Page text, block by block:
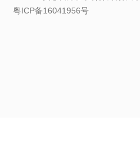
粤ICP备16041956号